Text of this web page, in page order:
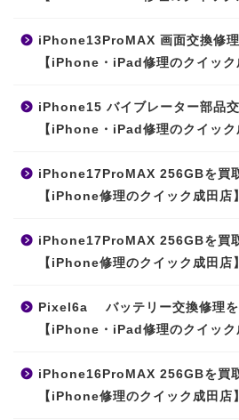
iPhone13ProMAX 画面交換修理
【iPhone・iPad修理のクイック
iPhone15 バイブレーター部品交
【iPhone・iPad修理のクイック
iPhone17ProMAX 256GBを買
【iPhone修理のクイック成田店】
iPhone17ProMAX 256GBを買
【iPhone修理のクイック成田店】
Pixel6a バッテリー交換修理を
【iPhone・iPad修理のクイック
iPhone16ProMAX 256GBを買
【iPhone修理のクイック成田店】